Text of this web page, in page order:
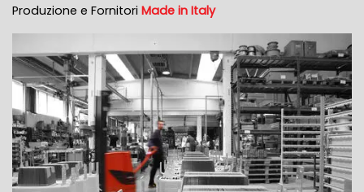
Produzione e Fornitori Made in Italy